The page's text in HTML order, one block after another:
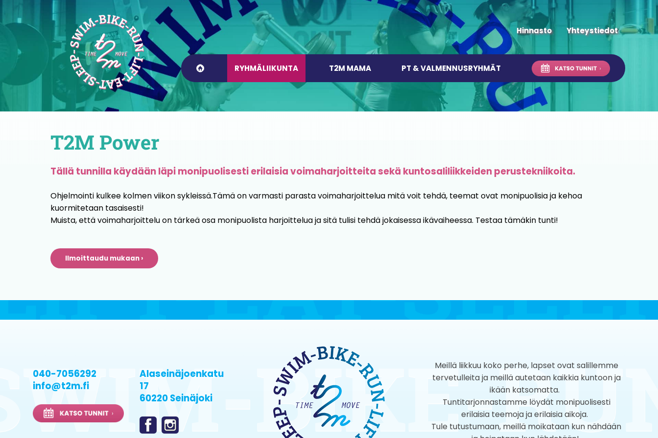
Hinnasto Yhteystiedot
RYHMÄLIIKUNTA T2M MAMA PT & VALMENNUSRYHMÄT
T2M Power
Tällä tunnilla käydään läpi monipuolisesti erilaisia voimaharjoitteita sekä kuntosaliliikkeiden perustekniikoita.
Ohjelmointi kulkee kolmen viikon sykleissä.Tämä on varmasti parasta voimaharjoittelua mitä voit tehdä, teemat ovat monipuolisia ja kehoa
kuormitetaan tasaisesti!
Muista, että voimaharjoittelu on tärkeä osa monipuolista harjoittelua ja sitä tulisi tehdä jokaisessa ikävaiheessa. Testaa tämäkin tunti!
Ilmoittaudu mukaan ›
040-7056292
info@t2m.fi
Alaseinäjoenkatu
17
60220 Seinäjoki
Meillä liikkuu koko perhe, lapset ovat salillemme
tervetulleita ja meillä autetaan kaikkia kuntoon ja
ikään katsomatta.
Tuntitarjonnastamme löydät monipuolisesti
erilaisia teemoja ja erilaisia aikoja.
Tule tutustumaan, meillä moikataan kun nähdään